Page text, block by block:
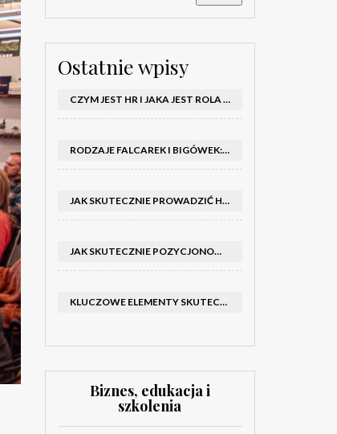
Ostatnie wpisy
CZYM JEST HR I JAKA JEST ROLA DZIAŁU HR W FIRMIE
RODZAJE FALCAREK I BIGÓWEK: JAKIE WYBRAĆ DO PRODUKCJI?
JAK SKUTECZNIE PROWADZIĆ HOSTESSY NA TARGACH: PORADNIK I SZKOLENIA
JAK SKUTECZNIE POZYCJONOWAĆ SKLEP SHOPER: KLUCZOWE KROKI I STRATEGIE
KLUCZOWE ELEMENTY SKUTECZNEGO KATALOGU FIRMOWEGO I BROSZURY
Biznes, edukacja i
szkolenia